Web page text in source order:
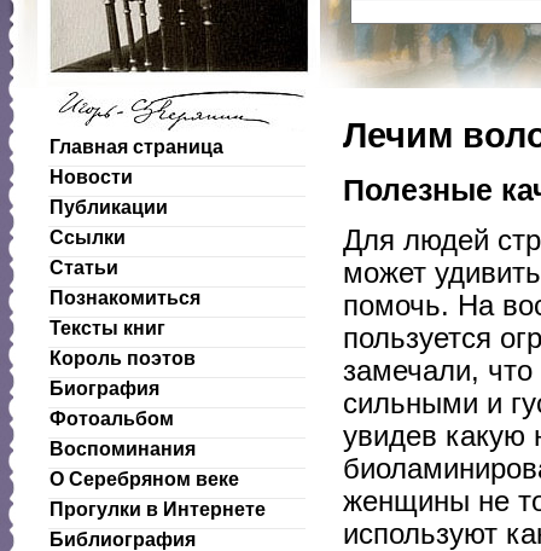
Главная страница
Новости
Публикации
Ссылки
Статьи
Познакомиться
Тексты книг
Король поэтов
Биография
Фотоальбом
Воспоминания
О Серебряном веке
Прогулки в Интернете
Библиография
Лечим
Полезные
Для людей
может
помочь. На
пользуется
замечали,
сильными и
увидев какую
женщины не
используют